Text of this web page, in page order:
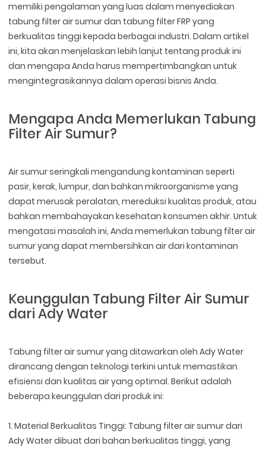
memiliki pengalaman yang luas dalam menyediakan
tabung filter air sumur dan tabung filter FRP yang
berkualitas tinggi kepada berbagai industri. Dalam artikel
ini, kita akan menjelaskan lebih lanjut tentang produk ini
dan mengapa Anda harus mempertimbangkan untuk
mengintegrasikannya dalam operasi bisnis Anda.
Mengapa Anda Memerlukan Tabung
Filter Air Sumur?
Air sumur seringkali mengandung kontaminan seperti
pasir, kerak, lumpur, dan bahkan mikroorganisme yang
dapat merusak peralatan, mereduksi kualitas produk, atau
bahkan membahayakan kesehatan konsumen akhir. Untuk
mengatasi masalah ini, Anda memerlukan tabung filter air
sumur yang dapat membersihkan air dari kontaminan
tersebut.
Keunggulan Tabung Filter Air Sumur
dari Ady Water
Tabung filter air sumur yang ditawarkan oleh Ady Water
dirancang dengan teknologi terkini untuk memastikan
efisiensi dan kualitas air yang optimal. Berikut adalah
beberapa keunggulan dari produk ini:
1. Material Berkualitas Tinggi: Tabung filter air sumur dari
Ady Water dibuat dari bahan berkualitas tinggi, yang